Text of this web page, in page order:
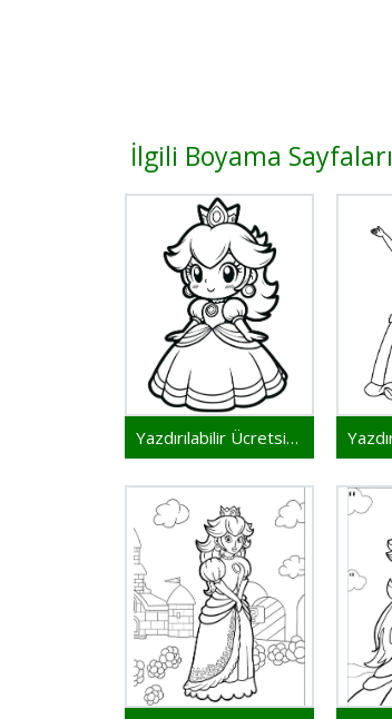
İlgili Boyama Sayfaları
Yazdırılabilir Ücretsiz Prenses Peach